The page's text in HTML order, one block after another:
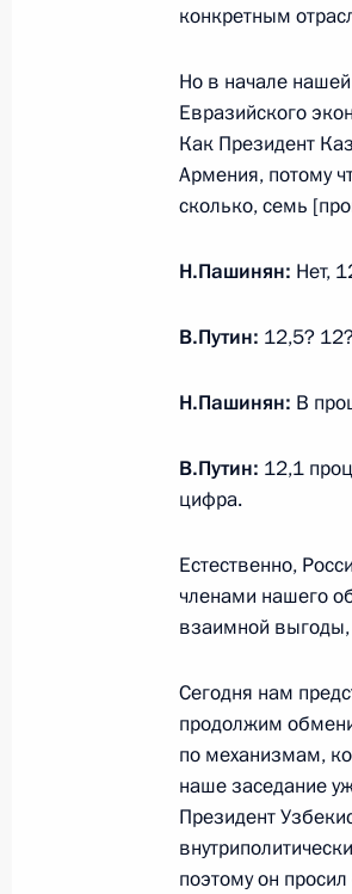
11 октября 2023
школ с
1 сентября
даст старт
на русском языке
о создании
29 мая 2023 года,
Заседание
конкретным
Но в начале нашей
Евразийского
Как Президент
Армения, потому
сколько, семь
Н.Пашинян: Нет,
В.Путин: 12,5?
Н.Пашинян: В
В.Путин: 12,1
цифра.
Естественно,
членами нашего
взаимной выгоды,
Сегодня нам
продолжим
по механизмам,
наше заседание
Президент
поэтому он